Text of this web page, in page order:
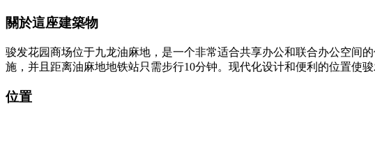
關於這座建築物
骏发花园商场位于九龙油麻地，是一个非常适合共享办公和联合办公空间
施，并且距离油麻地地铁站只需步行10分钟。现代化设计和便利的位置使
位置